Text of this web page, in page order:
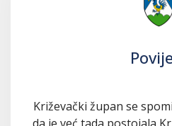
Križevački župan se